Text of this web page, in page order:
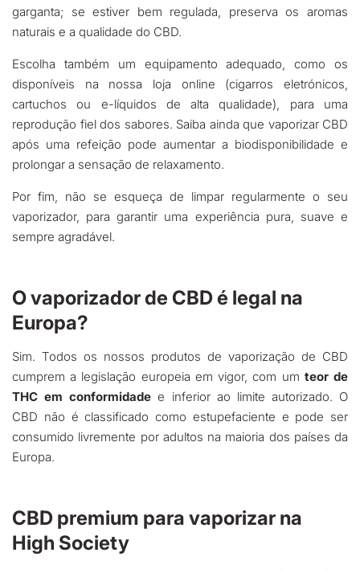
garganta; se estiver bem regulada, preserva os aromas
naturais e a qualidade do CBD.
Escolha também um equipamento adequado, como os
disponíveis na nossa loja online (cigarros eletrónicos,
cartuchos ou e-líquidos de alta qualidade), para uma
reprodução fiel dos sabores. Saiba ainda que vaporizar CBD
após uma refeição pode aumentar a biodisponibilidade e
prolongar a sensação de relaxamento.
Por fim, não se esqueça de limpar regularmente o seu
vaporizador, para garantir uma experiência pura, suave e
sempre agradável.
O vaporizador de CBD é legal na
Europa?
Sim. Todos os nossos produtos de vaporização de CBD
cumprem a legislação europeia em vigor, com um teor de
THC em conformidade e inferior ao limite autorizado. O
CBD não é classificado como estupefaciente e pode ser
consumido livremente por adultos na maioria dos países da
Europa.
CBD premium para vaporizar na
High Society